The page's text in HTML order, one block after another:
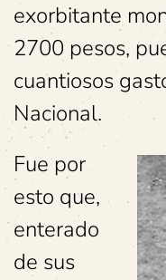
exorbitante
2700 pesos,
cuantiosos
Nacional.
Fue por
esto que,
enterado
de sus